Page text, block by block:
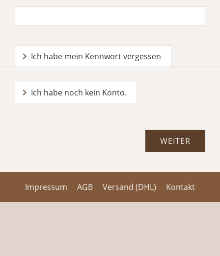
Ich habe mein Kennwort vergessen
Ich habe noch kein Konto.
Impressum AGB Versand (DHL) Kontakt